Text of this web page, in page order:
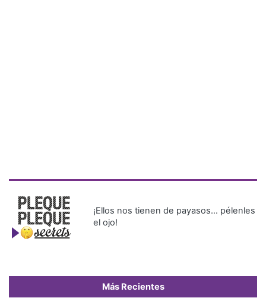
¡Ellos nos tienen de payasos… pélenles
el ojo!
Más Recientes